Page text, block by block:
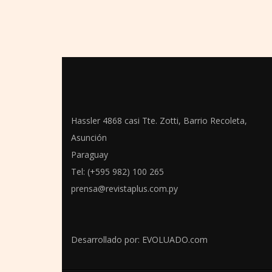
Hassler 4868 casi Tte. Zotti, Barrio Recoleta,
Asunción
Paraguay
Tel: (+595 982) 100 265
prensa@revistaplus.com.py
Desarrollado por: EVOLUADO.com